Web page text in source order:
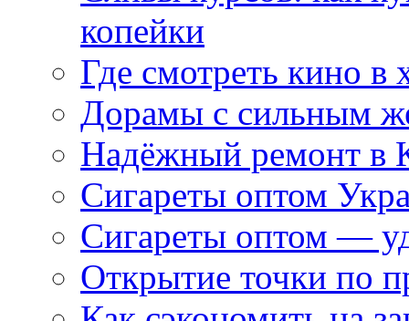
копейки
Где смотреть кино в
Дорамы с сильным
Надёжный ремонт в
Сигареты оптом
Сигареты оптом —
Открытие точки по